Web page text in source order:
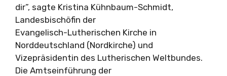
dir”, sagte Kristina Kühnbaum-Schmidt,
Landesbischöfin der
Evangelisch-Lutherischen Kirche in
Norddeutschland (Nordkirche) und
Vizepräsidentin des Lutherischen Weltbundes.
Die Amtseinführung der